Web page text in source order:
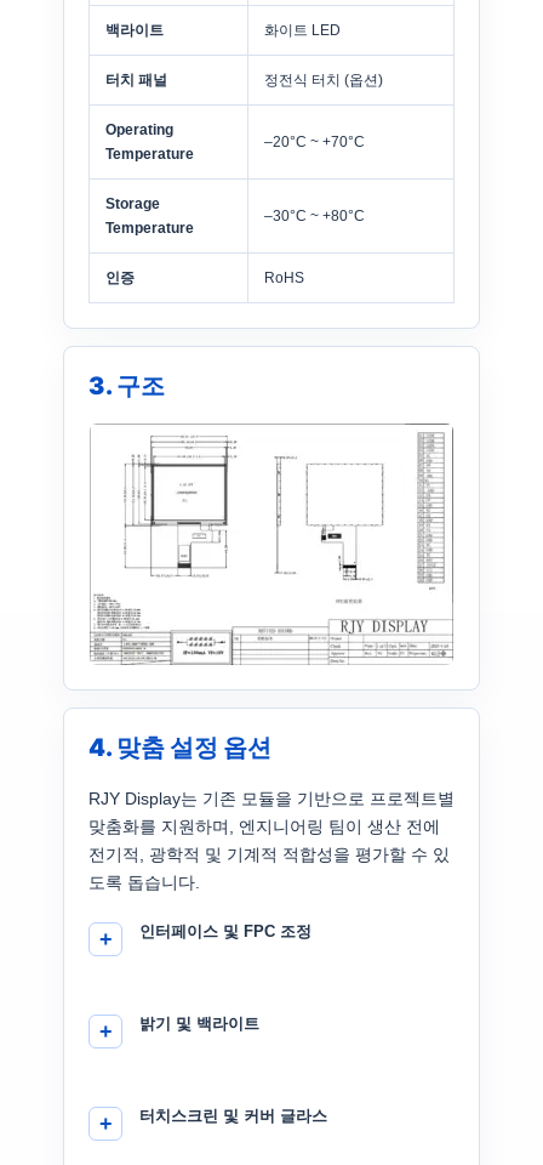
백라이트 화이트 LED
터치 패널 정전식 터치 (옵션)
Operating
Temperature
–20°C ~ +70°C
Storage
Temperature
–30°C ~ +80°C
인증 RoHS
3. 구조
4. 맞춤 설정 옵션
RJY Display는 기존 모듈을 기반으로 프로젝트별
맞춤화를 지원하며, 엔지니어링 팀이 생산 전에
전기적, 광학적 및 기계적 적합성을 평가할 수 있
도록 돕습니다.
인터페이스 및 FPC 조정
밝기 및 백라이트
터치스크린 및 커버 글라스